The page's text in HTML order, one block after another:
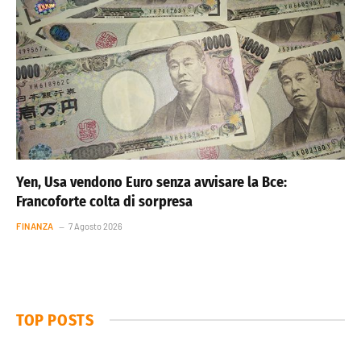
Yen, Usa vendono Euro senza avvisare la Bce:
Francoforte colta di sorpresa
FINANZA 7 Agosto 2026
TOP POSTS